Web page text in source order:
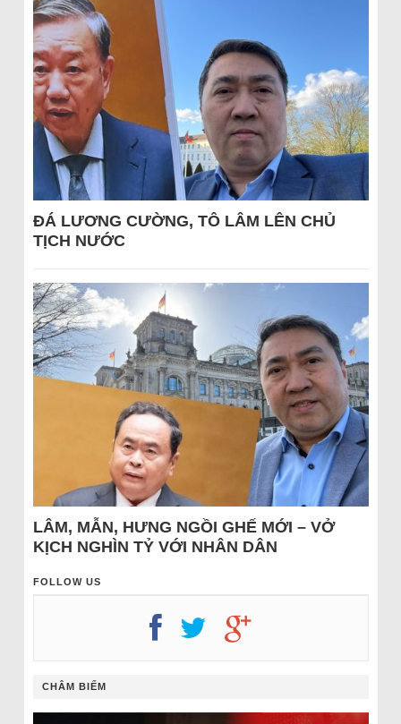
ĐÁ LƯƠNG CƯỜNG, TÔ LÂM LÊN CHỦ
TỊCH NƯỚC
LÂM, MẪN, HƯNG NGỒI GHẾ MỚI – VỞ
KỊCH NGHÌN TỶ VỚI NHÂN DÂN
FOLLOW US
CHÂM BIẾM